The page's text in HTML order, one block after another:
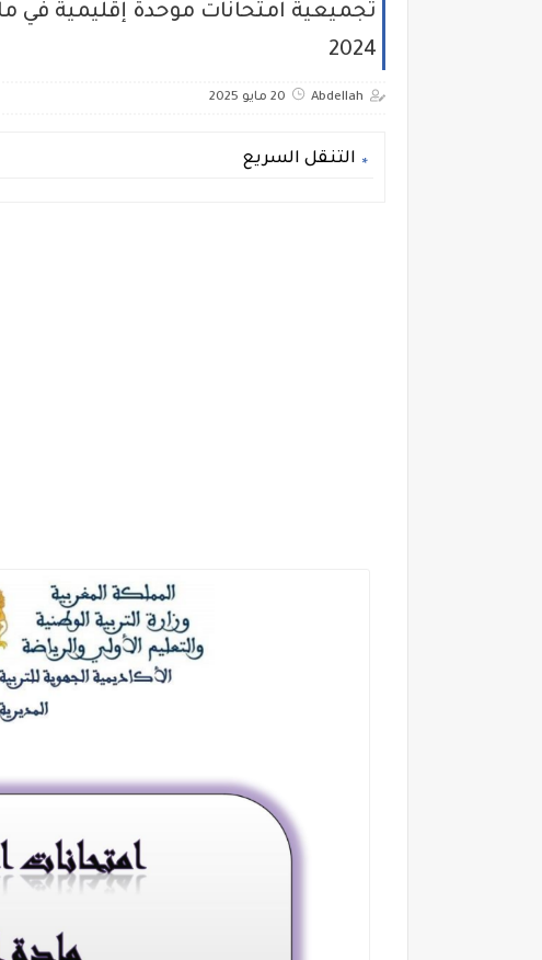
تجميعية امتحانات موحدة إقليمية في
2024
Abdellah 20 مايو 2025
التنقل السريع